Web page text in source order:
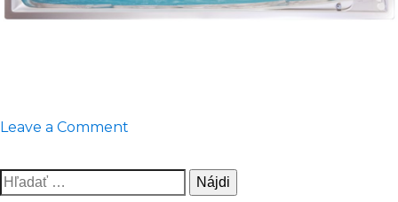
Leave a Comment
je
ideálnym
Hľadať: